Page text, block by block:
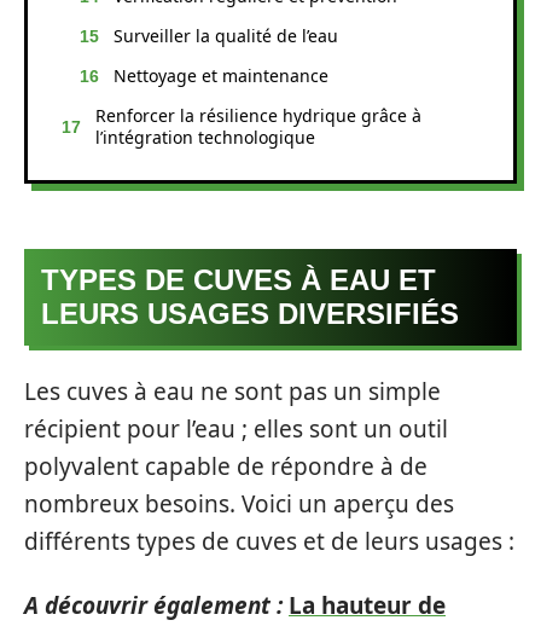
Surveiller la qualité de l’eau
Nettoyage et maintenance
Renforcer la résilience hydrique grâce à
l’intégration technologique
TYPES DE CUVES À EAU ET
LEURS USAGES DIVERSIFIÉS
Les cuves à eau ne sont pas un simple
récipient pour l’eau ; elles sont un outil
polyvalent capable de répondre à de
nombreux besoins. Voici un aperçu des
différents types de cuves et de leurs usages :
A découvrir également : La hauteur de